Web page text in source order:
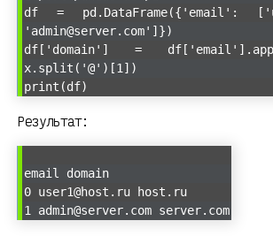
df = pd.DataFrame({'email':
'admin@server.com']})
df['domain'] =
x.split('@')[1])
print(df)
Результат:
email domain
0 user1@host.ru host.ru
1 admin@server.com server.com